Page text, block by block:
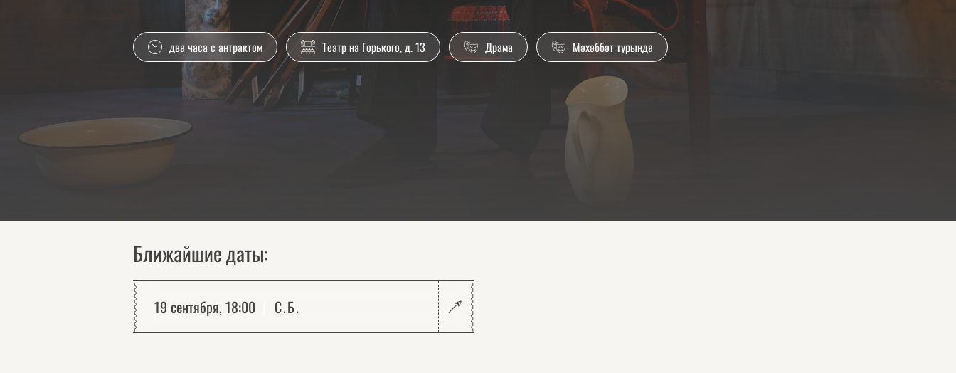
два часа с антрактом Театр на Горького, д. 13 Драма Мәхәббәт турында
Ближайшие даты:
19 сентября, 18:00 С.Б.